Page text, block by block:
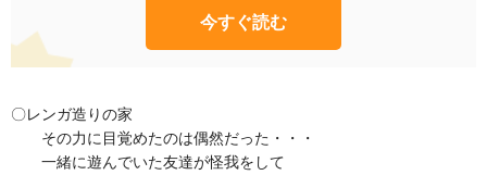
今すぐ読む
〇レンガ造りの家
その力に目覚めたのは偶然だった・・・
一緒に遊んでいた友達が怪我をして